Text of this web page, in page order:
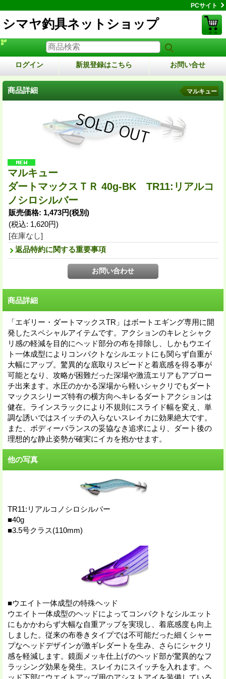
PCサイト
シマヤ釣具ネットショップ
ログイン 新規登録はこちら お問い合せ
商品詳細 マルキュー
マルキュー
ダートマックスＴＲ 40g-BK TR11:リアルコ
ノシロシルバー
販売価格: 1,473円(税別)
(税込: 1,620円)
[在庫なし]
返品特約に関する重要事項
商品詳細
「エギリー・ダートマックスTR」はボートエギング専用に開
発したスペシャルアイテムです。アクションのキレとシャク
リ感の軽減を目的にヘッド部分の布を排除し、しかもウエイ
ト一体成型によりコンパクトなシルエットにも関らず自重が
大幅にアップ。驚異的な底取りスピードと着底感を得る事が
可能となり、攻略が困難だった深場や激流エリアもアプロー
チ出来ます。水圧のかかる深場から軽いシャクリでもダート
マックスシリーズ特有の横方向へキレるダートアクションは
健在。ラインスラックにより不規則にスライド幅を変え、単
調な誘いではスイッチの入らないスレイカに効果絶大です。
また、ボディーバランスの妥協なき追求により、ダート後の
理想的な静止姿勢が確実にイカを抱かせます。
他の写真
TR11:リアルコノシロシルバー
■40g
■3.5号クラス(110mm)
■ウエイト一体成型の特殊ヘッド
ウエイト一体成型のヘッドによってコンパクトなシルエット
にもかかわらず大幅な自重アップを実現し、着底感度も向上
しました。従来の布巻きタイプでは不可能だった細くシャー
プなヘッドデザインが激ギレダートを生み、さらにシャクリ
感を軽減します。鏡面メッキ仕上げのヘッド部が驚異的なフ
ラッシング効果を発生。スレイカにスイッチを入れます。ヘ